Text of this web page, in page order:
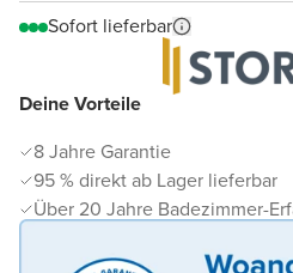
Deine Vorteile
8 Jahre Garantie
95 % direkt ab Lager lieferbar
Über 20 Jahre Badezimmer-
Sofort lieferbar